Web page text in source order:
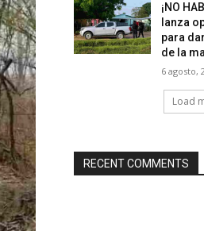
¡NO
lanza
para
de la
6 agosto,
Load
RECENT COMMENTS